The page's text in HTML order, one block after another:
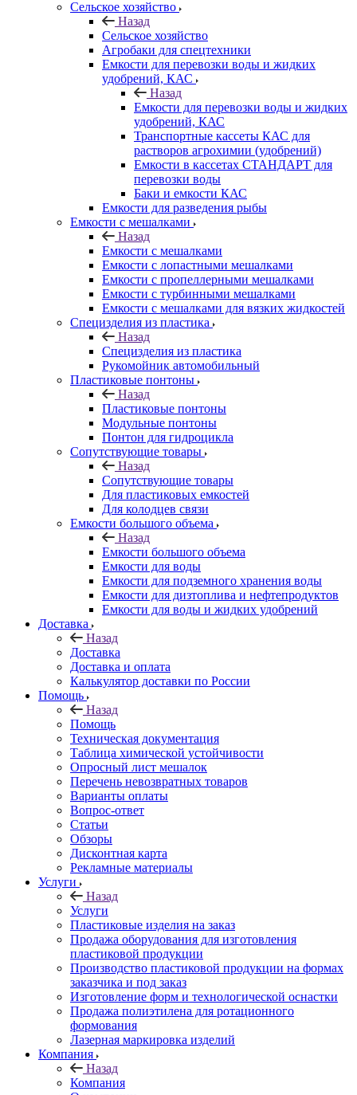
Сельское хозяйство
Назад
Сельское хозяйство
Агробаки для спецтехники
Емкости для перевозки воды и жидких
удобрений, КАС
Назад
Емкости для перевозки воды и жидких
удобрений, КАС
Транспортные кассеты КАС для
растворов агрохимии (удобрений)
Емкости в кассетах СТАНДАРТ для
перевозки воды
Баки и емкости КАС
Емкости для разведения рыбы
Емкости с мешалками
Назад
Емкости с мешалками
Емкости с лопастными мешалками
Емкости с пропеллерными мешалками
Емкости с турбинными мешалками
Емкости с мешалками для вязких жидкостей
Специзделия из пластика
Назад
Специзделия из пластика
Рукомойник автомобильный
Пластиковые понтоны
Назад
Пластиковые понтоны
Модульные понтоны
Понтон для гидроцикла
Сопутствующие товары
Назад
Сопутствующие товары
Для пластиковых емкостей
Для колодцев связи
Емкости большого объема
Назад
Емкости большого объема
Емкости для воды
Емкости для подземного хранения воды
Емкости для дизтоплива и нефтепродуктов
Емкости для воды и жидких удобрений
Доставка
Назад
Доставка
Доставка и оплата
Калькулятор доставки по России
Помощь
Назад
Помощь
Техническая документация
Таблица химической устойчивости
Опросный лист мешалок
Перечень невозвратных товаров
Варианты оплаты
Вопрос-ответ
Статьи
Обзоры
Дисконтная карта
Рекламные материалы
Услуги
Назад
Услуги
Пластиковые изделия на заказ
Продажа оборудования для изготовления
пластиковой продукции
Производство пластиковой продукции на формах
заказчика и под заказ
Изготовление форм и технологической оснастки
Продажа полиэтилена для ротационного
формования
Лазерная маркировка изделий
Компания
Назад
Компания